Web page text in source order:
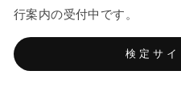
行案内の受付中です。
検定サ